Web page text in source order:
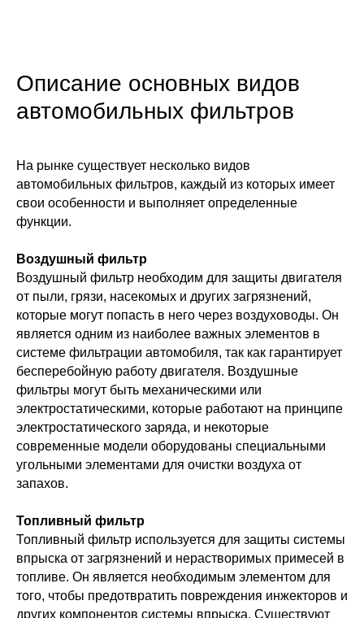
Описание основных видов
автомобильных фильтров
На рынке существует несколько видов
автомобильных фильтров, каждый из которых имеет
свои особенности и выполняет определенные
функции.
Воздушный фильтр
Воздушный фильтр необходим для защиты двигателя
от пыли, грязи, насекомых и других загрязнений,
которые могут попасть в него через воздуховоды. Он
является одним из наиболее важных элементов в
системе фильтрации автомобиля, так как гарантирует
бесперебойную работу двигателя. Воздушные
фильтры могут быть механическими или
электростатическими, которые работают на принципе
электростатического заряда, и некоторые
современные модели оборудованы специальными
угольными элементами для очистки воздуха от
запахов.
Топливный фильтр
Топливный фильтр используется для защиты системы
впрыска от загрязнений и нерастворимых примесей в
топливе. Он является необходимым элементом для
того, чтобы предотвратить повреждения инжекторов и
других компонентов системы впрыска. Существуют